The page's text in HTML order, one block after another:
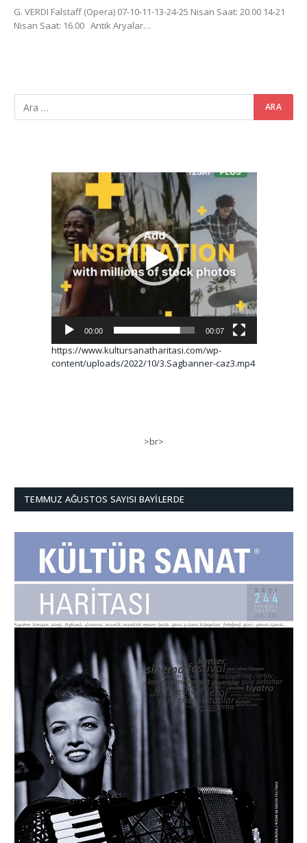
G. VERDI Falstaff (Opera) 07-10-11-13-24-25 Nisan Saat: 20.00 14-21
Nisan Saat: 16.00 Antik Aryalar…
Video
oynatıcı
00:00 00:07
https://www.kultursanatharitasi.com/wp-
content/uploads/2022/10/3.Sagbanner-caz3.mp4
>br>
TEMMUZ AĞUSTOS SAYISI BAYILERDE